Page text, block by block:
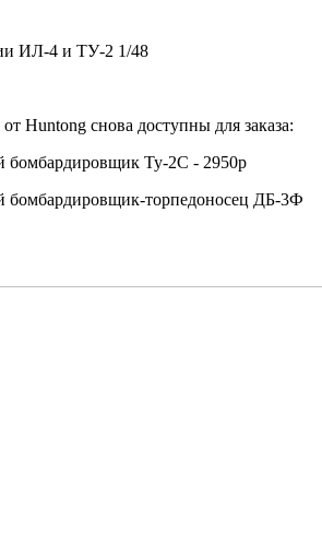
ИЛ-4 и ТУ-2 1/48
Huntong снова доступны для заказа:
бомбардировщик Ту-2С - 2950р
бомбардировщик-торпедоносец ДБ-3Ф